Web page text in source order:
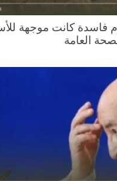
كانت موجهة للأسواق